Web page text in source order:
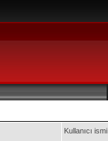
Kullanıcı ismi